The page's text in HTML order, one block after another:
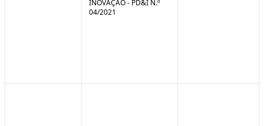
INOVAÇÃO - PD&I N.º
04/2021